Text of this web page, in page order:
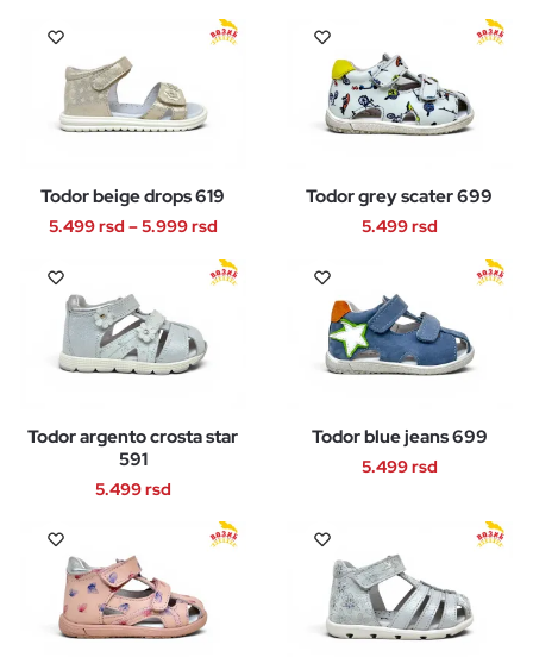
stranici
proizvoda.
stranici
proizvoda.
ima
više
mogu
biti
stranici
proizvoda.
proizvod
ima
više
varijanti.
mogu
biti
stranici
proizvoda.
Todor beige drops 619
5.499rsd –5.999rsdRaspon
od
proizvod
ima
više
varijanti.
mogu
biti
izabrane
stranici
proizvoda.
Todor grey scater 699
5.499rsd
proizvod
ima
više
varijanti.
mogu
biti
stranici
proizvoda.
Todor argento crosta star
591
5.499rsd
proizvod
ima
više
varijanti.
Todor blue jeans 699
5.499rsd
ima
više
varijanti.